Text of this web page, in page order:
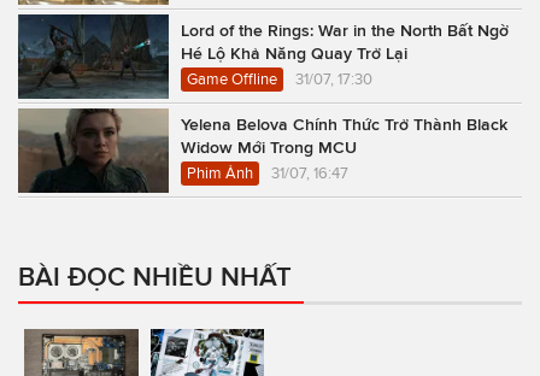
Lord of the Rings: War in the North Bất Ngờ
Hé Lộ Khả Năng Quay Trở Lại
Game Offline 31/07, 17:30
Yelena Belova Chính Thức Trở Thành Black
Widow Mới Trong MCU
Phim Ảnh 31/07, 16:47
BÀI ĐỌC NHIỀU NHẤT